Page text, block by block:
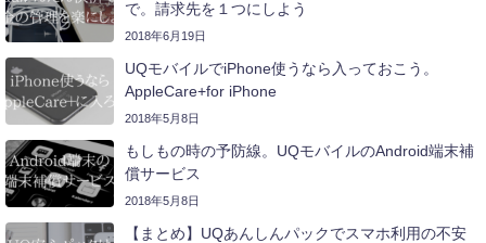
で。請求先を１つにしよう
2018年6月19日
UQモバイルでiPhone使うなら入っておこう。
AppleCare+for iPhone
2018年5月8日
もしもの時の予防線。UQモバイルのAndroid端末補
償サービス
2018年5月8日
【まとめ】UQあんしんパックでスマホ利用の不安